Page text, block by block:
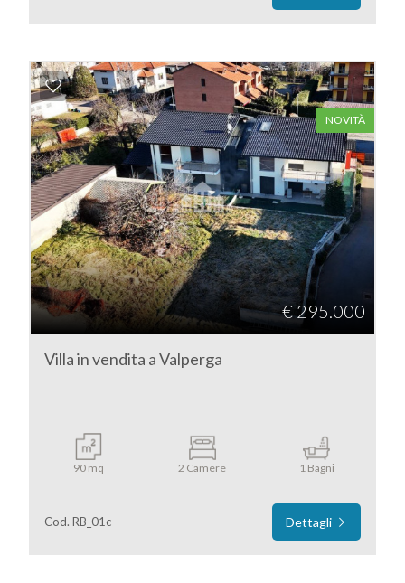
NOVITÀ
€ 295.000
Villa in vendita a Valperga
90 mq 2 Camere 1 Bagni
Cod. RB_01c Dettagli